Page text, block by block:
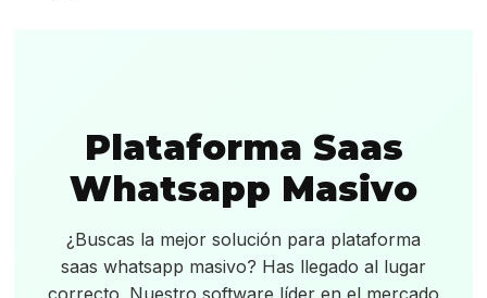
Plataforma Saas
Whatsapp Masivo
¿Buscas la mejor solución para plataforma
saas whatsapp masivo? Has llegado al lugar
correcto. Nuestro software líder en el mercado